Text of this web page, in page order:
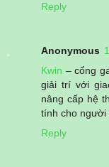
Reply
Anonymous
Kwin – cổng
giải trí với
nâng cấp hệ
tính cho người
Reply